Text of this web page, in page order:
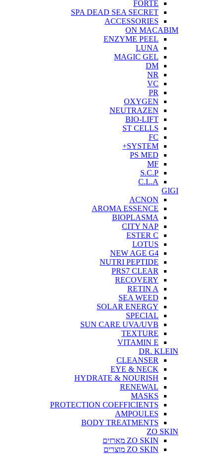
FORTE
SPA DEAD SEA SECRET
ACCESSORIES
ON MACABIM
ENZYME PEEL
LUNA
MAGIC GEL
DM
NR
VC
PR
OXYGEN
NEUTRAZEN
BIO-LIFT
ST CELLS
FC
SYSTEM+
PS MED
MF
S.C.P
C.L.A
GIGI
ACNON
AROMA ESSENCE
BIOPLASMA
CITY NAP
ESTER C
LOTUS
NEW AGE G4
NUTRI PEPTIDE
PRS7 CLEAR
RECOVERY
RETIN A
SEA WEED
SOLAR ENERGY
SPECIAL
SUN CARE UVA/UVB
TEXTURE
VITAMIN E
DR. KLEIN
CLEANSER
EYE & NECK
HYDRATE & NOURISH
RENEWAL
MASKS
PROTECTION COEFFICIENTS
AMPOULES
BODY TREATMENTS
ZO SKIN
ZO SKIN מארזים
ZO SKIN מוצרים